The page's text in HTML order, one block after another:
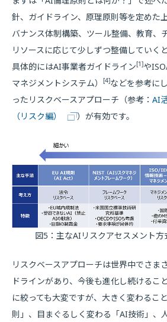
針、ガイドライン、原理原則等を定めた
バナンス体制構築、ツール整備、教育、
リソースに応じて少しずつ整備していく
具体的にはAI事業者ガイドライン[1]や
マネジメントシステム）
[4]などを参考に
ったリスクベースアプローチ（参考： AI
（リスク編）
）が有効です。
図5：主なAIリスクアセスメント方
リスクベースアプローチは世界中でさま
ドラインがあり、今後も進化し続けるこ
に絞っても大変ですが、大きく変わるこ
則」、目まぐるしく変わる「AI技術」、